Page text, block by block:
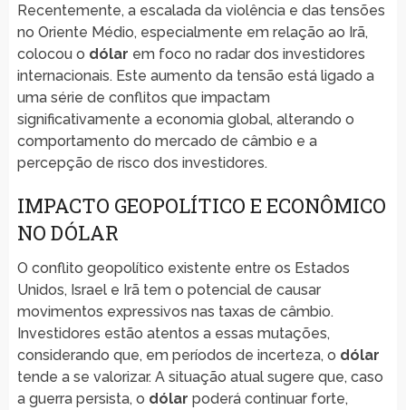
Recentemente, a escalada da violência e das tensões
no Oriente Médio, especialmente em relação ao Irã,
colocou o dólar em foco no radar dos investidores
internacionais. Este aumento da tensão está ligado a
uma série de conflitos que impactam
significativamente a economia global, alterando o
comportamento do mercado de câmbio e a
percepção de risco dos investidores.
IMPACTO GEOPOLÍTICO E ECONÔMICO
NO DÓLAR
O conflito geopolítico existente entre os Estados
Unidos, Israel e Irã tem o potencial de causar
movimentos expressivos nas taxas de câmbio.
Investidores estão atentos a essas mutações,
considerando que, em períodos de incerteza, o dólar
tende a se valorizar. A situação atual sugere que, caso
a guerra persista, o dólar poderá continuar forte,